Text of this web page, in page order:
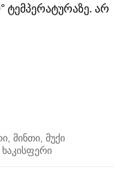
ტემპერატურაზე. არ
მინთი, მუქი